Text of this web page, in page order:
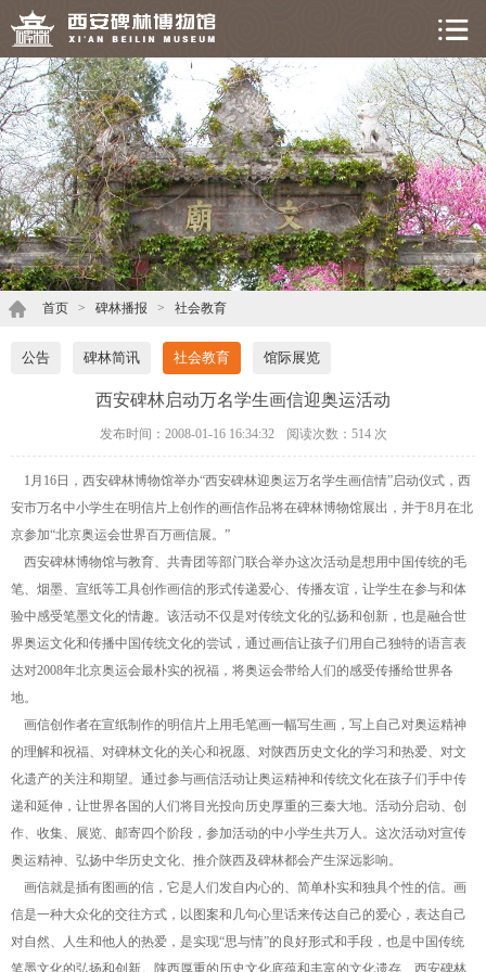
首页 > 碑林播报 > 社会教育
公告 碑林简讯 社会教育 馆际展览
西安碑林启动万名学生画信迎奥运活动
发布时间：2008-01-16 16:34:32 阅读次数： 514 次
1月16日，西安碑林博物馆举办“西安碑林迎奥运万名学生画信情”启动仪式，西
安市万名中小学生在明信片上创作的画信作品将在碑林博物馆展出，并于8月在北
京参加“北京奥运会世界百万画信展。”
西安碑林博物馆与教育、共青团等部门联合举办这次活动是想用中国传统的毛
笔、烟墨、宣纸等工具创作画信的形式传递爱心、传播友谊，让学生在参与和体
验中感受笔墨文化的情趣。该活动不仅是对传统文化的弘扬和创新，也是融合世
界奥运文化和传播中国传统文化的尝试，通过画信让孩子们用自己独特的语言表
达对2008年北京奥运会最朴实的祝福，将奥运会带给人们的感受传播给世界各
地。
画信创作者在宣纸制作的明信片上用毛笔画一幅写生画，写上自己对奥运精神
的理解和祝福、对碑林文化的关心和祝愿、对陕西历史文化的学习和热爱、对文
化遗产的关注和期望。通过参与画信活动让奥运精神和传统文化在孩子们手中传
递和延伸，让世界各国的人们将目光投向历史厚重的三秦大地。活动分启动、创
作、收集、展览、邮寄四个阶段，参加活动的中小学生共万人。这次活动对宣传
奥运精神、弘扬中华历史文化、推介陕西及碑林都会产生深远影响。
画信就是插有图画的信，它是人们发自内心的、简单朴实和独具个性的信。画
信是一种大众化的交往方式，以图案和几句心里话来传达自己的爱心，表达自己
对自然、人生和他人的热爱，是实现“思与情”的良好形式和手段，也是中国传统
笔墨文化的弘扬和创新。陕西厚重的历史文化底蕴和丰富的文化遗存、西安碑林